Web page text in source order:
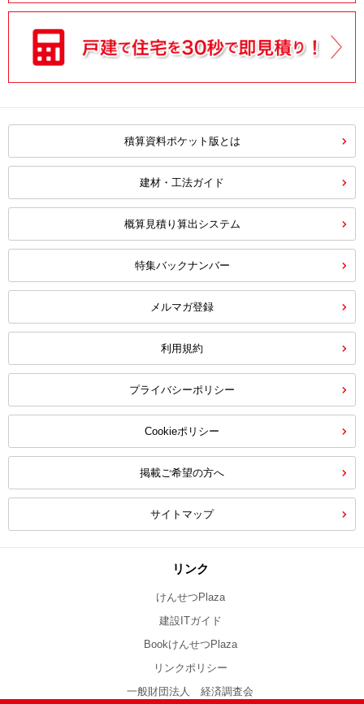
積算資料ポケット版とは
建材・工法ガイド
概算見積り算出システム
特集バックナンバー
メルマガ登録
利用規約
プライバシーポリシー
Cookieポリシー
掲載ご希望の方へ
サイトマップ
リンク
けんせつPlaza
建設ITガイド
BookけんせつPlaza
リンクポリシー
一般財団法人 経済調査会